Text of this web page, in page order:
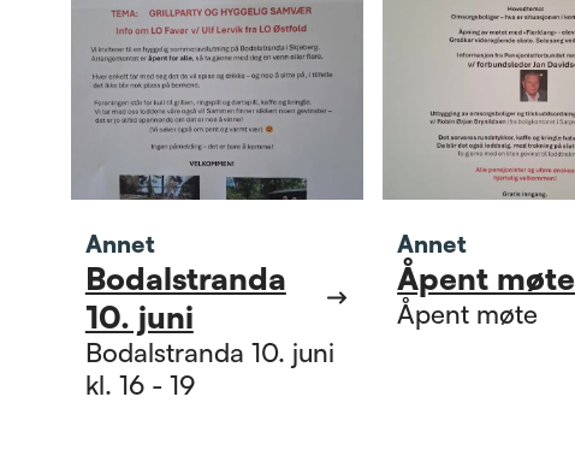
Annet
Bodalstranda
10. juni
Bodalstranda 10. juni
kl. 16 - 19
Annet
Åpent møte
Åpent møte